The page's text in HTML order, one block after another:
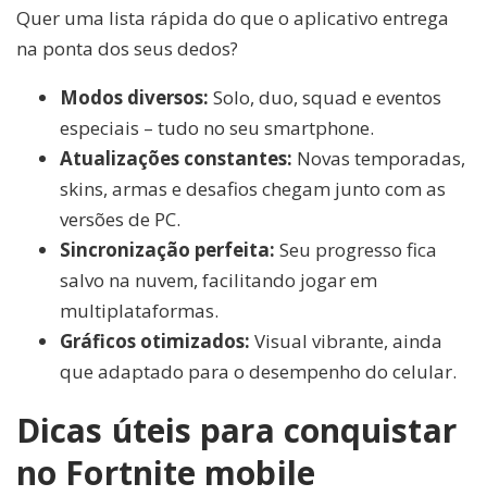
Quer uma lista rápida do que o aplicativo entrega
na ponta dos seus dedos?
Modos diversos: Solo, duo, squad e eventos
especiais – tudo no seu smartphone.
Atualizações constantes: Novas temporadas,
skins, armas e desafios chegam junto com as
versões de PC.
Sincronização perfeita: Seu progresso fica
salvo na nuvem, facilitando jogar em
multiplataformas.
Gráficos otimizados: Visual vibrante, ainda
que adaptado para o desempenho do celular.
Dicas úteis para conquistar
no Fortnite mobile